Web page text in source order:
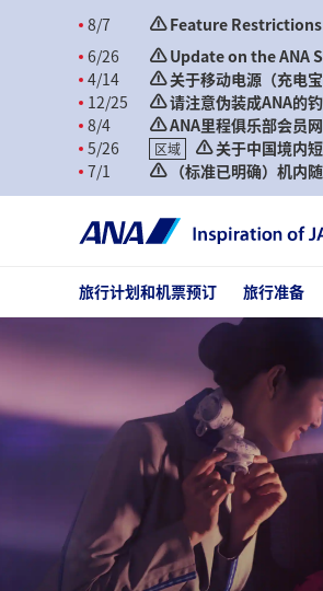
8/7
Feature
6/26
Update on the ANA
4/14
关于移动电源（充电
12/25
请注意伪装成ANA的
8/4
ANA里程俱乐部会员
5/26
区域
关于中国境内
7/1
（标准已明确）机内
旅行计划和机票预订 旅行准备